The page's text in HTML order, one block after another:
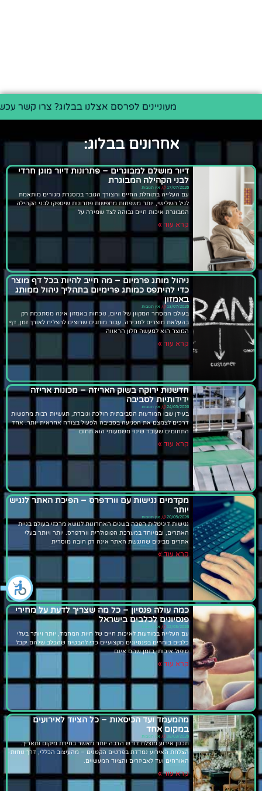
מעוניינים לפרסם אצלנו בבלוג? צרו קשר עכשיו >>
אחרונים בבלוג:
דיור מושלם למבוגרים – פתרונות דיור מוגן חרדי
לבני הקהילה המבוגרת
17/07/2026 אין תגובות
עם העלייה בתוחלת החיים והצורך הגובר במסגרת מגורים מותאמת
לגיל השלישי, יותר משפחות מחפשות פתרונות שיספקו לבני הקהילה
המבוגרת איכות חיים גבוהה לצד שמירה על
קרא עוד »
ניהול מותג פרמיום – מה חייב להיות בכל דף מוצר
כדי להיתפס כמותג פרימיום בתהליך ניהול ממותג
באמזון
13/07/2026 אין תגובות
בעולם המסחר המקוון של היום, נוכחות באמזון אינה מסתכמת רק
בהעלאת מוצרים למכירה. עבור מותגים שרוצים להצליח לאורך זמן, דף
המוצר הוא למעשה חלון הראווה
קרא עוד »
חדשנות ירוקה בשוק האריזה – מכונות אריזה
ידידותיות לסביבה
24/05/2026 אין תגובות
בעידן שבו המודעות הסביבתית הולכת וגוברת, תעשיות רבות מחפשות
דרכים לצמצם את הפגיעה בסביבה ולפעול בצורה אחראית יותר. אחד
התחומים שעובר שינוי משמעותי הוא תחום
קרא עוד »
מקדמים נגישות עם וורדפרס – הפיכת האתר לנגיש
יותר
20/05/2026 אין תגובות
נגישות דיגיטלית הפכה בשנים האחרונות לנושא מרכזי בעולם בניית
האתרים, ובמיוחד במערכת הפופולרית וורדפרס. יותר ויותר בעלי
אתרים מבינים שהנגשת האתר אינה רק חובה מוסרית
קרא עוד »
כמה עולה פנסיון – כל מה שצריך לדעת על מחירי
פנסיונים לכלבים בישראל
12/03/2026 אין תגובות
עם העלייה במודעות לאיכות חיים של חיות המחמד, יותר ויותר בעלי
כלבים בוחרים בפנסיונים מקצועיים כדי להבטיח שהכלב שלהם יקבל
טיפול איכותי בזמן שהם אינם
קרא עוד »
מהמעמד ועד הכיסאות – כל הציוד לאירועים
במקום אחד
08/03/2026 אין תגובות
תכנון אירוע מוצלח דורש הרבה יותר מאשר בחירת מיקום ותאריך.
הצלחת האירוע נמדדת בפרטים הקטנים – מהעיצוב הכללי, דרך נוחות
האורחים ועד לאביזרים והציוד המעשיים.
קרא עוד »